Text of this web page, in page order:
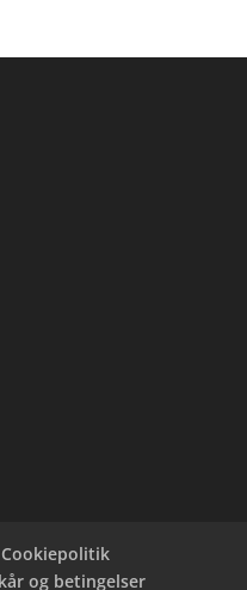
Cookiepolitik
og betingelser